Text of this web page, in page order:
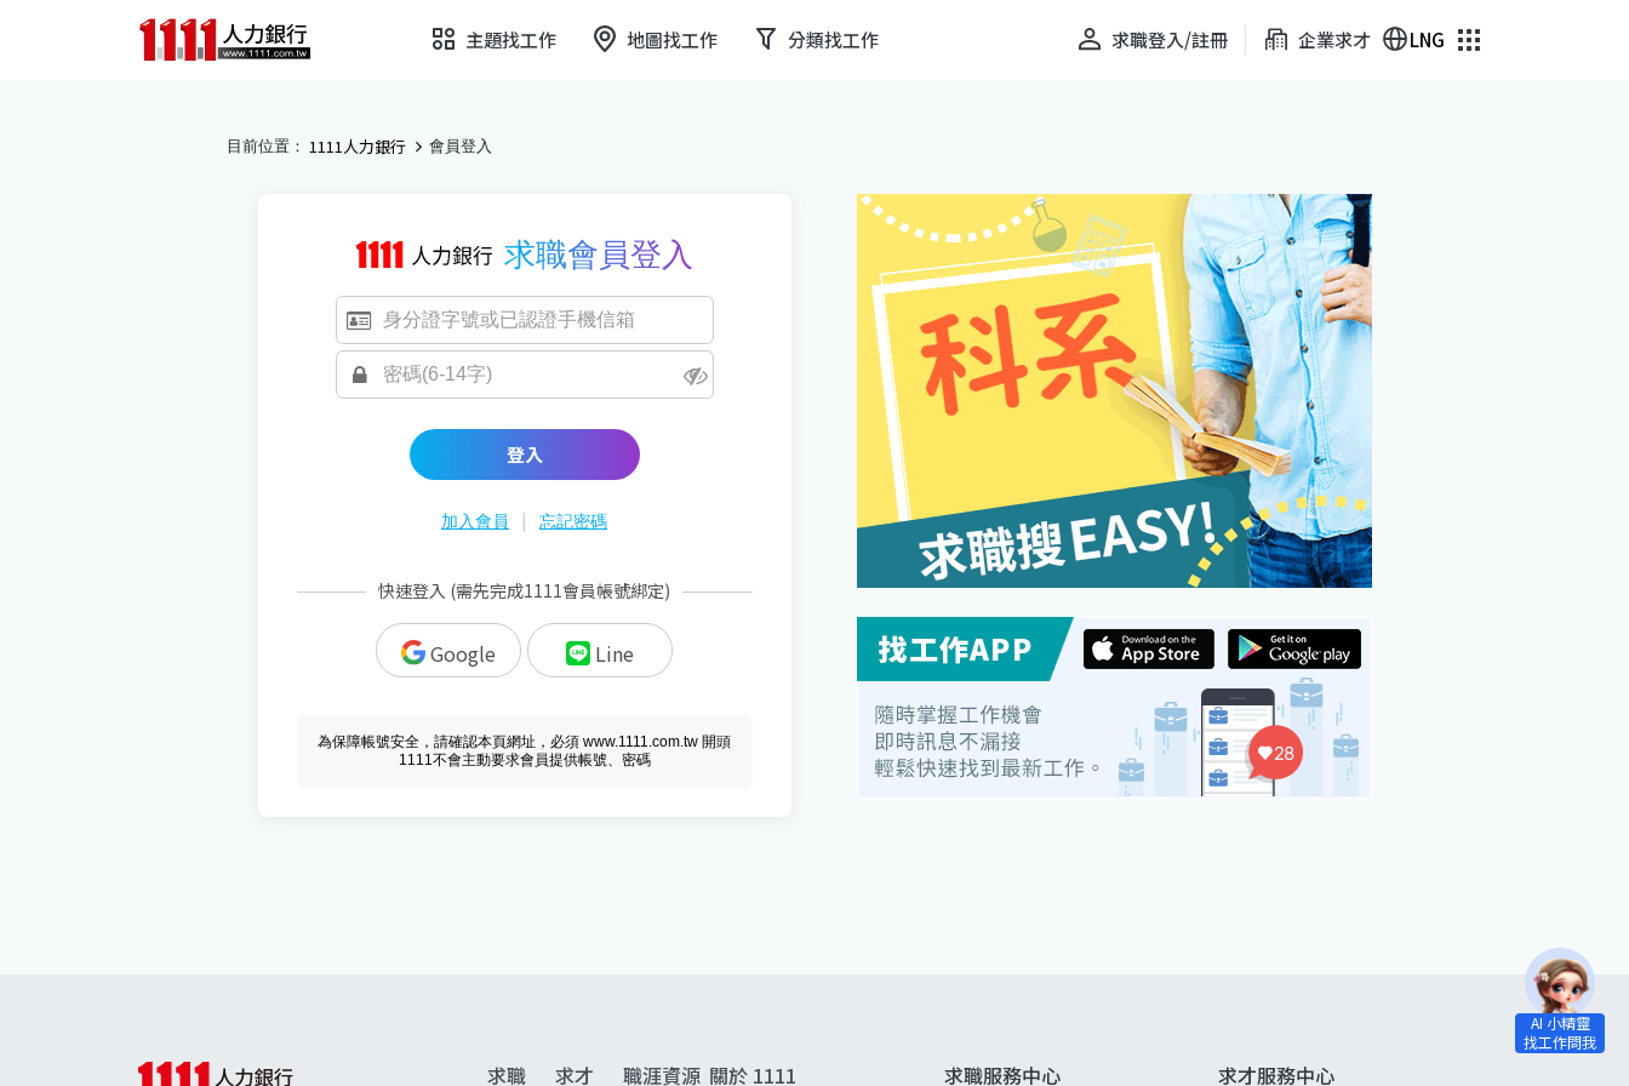
主題找工作 地圖找工作 分類找工作 求職登入/註冊 企業求才 LNG
目前位置： 1111人力銀行 會員登入
求職會員登入
登入
加入會員 | 忘記密碼
快速登入 (需先完成1111會員帳號綁定)
Google Line
為保障帳號安全，請確認本頁網址，必須 www.1111.com.tw 開頭
1111不會主動要求會員提供帳號、密碼
求職 求才 職涯資源 關於 1111 求職服務中心 求才服務中心